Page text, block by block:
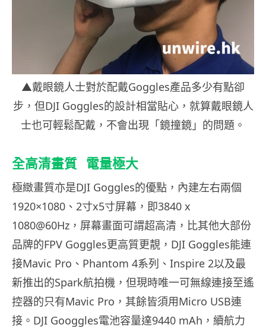
▲戴眼鏡人士對於配戴Goggles產品多少有點卻
步，但DJI Goggles的設計相當貼心，就算戴眼鏡人
士也可輕鬆配戴，不會出現「鏡撞鏡」的問題。
全高清畫質 電量極大
極緻畫質亦是DJI Goggles的優點，內建左右兩個
1920×1080、2寸x5寸屏幕，即3840 x
1080@60Hz，屏幕畫面可謂超高清，比其他大部份
品牌的FPV Goggles更高質更靚，DJI Goggles能連
接Mavic Pro、Phantom 4系列、Inspire 2以及最
新推出的Spark航拍機，但現時唯一可無線連接至遙
控器的只有Mavic Pro，其餘皆須用Micro USB連
接。DJI Googgles電池容量達9440 mAh，續航力